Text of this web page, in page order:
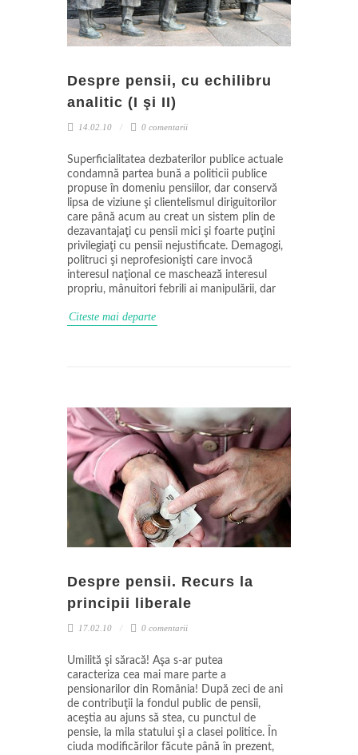
Despre pensii, cu echilibru
analitic (I şi II)
14.02.10 0 comentarii
Superficialitatea dezbaterilor publice actuale
condamnă partea bună a politicii publice
propuse în domeniu pensiilor, dar conservă
lipsa de viziune şi clientelismul diriguitorilor
care până acum au creat un sistem plin de
dezavantajaţi cu pensii mici şi foarte puţini
privilegiaţi cu pensii nejustificate. Demagogi,
politruci şi neprofesionişti care invocă
interesul naţional ce maschează interesul
propriu, mânuitori febrili ai manipulării, dar
Citeste mai departe
Despre pensii. Recurs la
principii liberale
17.02.10 0 comentarii
Umilită şi săracă! Aşa s-ar putea
caracteriza cea mai mare parte a
pensionarilor din România! După zeci de ani
de contribuţii la fondul public de pensii,
aceştia au ajuns să stea, cu punctul de
pensie, la mila statului şi a clasei politice. În
ciuda modificărilor făcute până în prezent,